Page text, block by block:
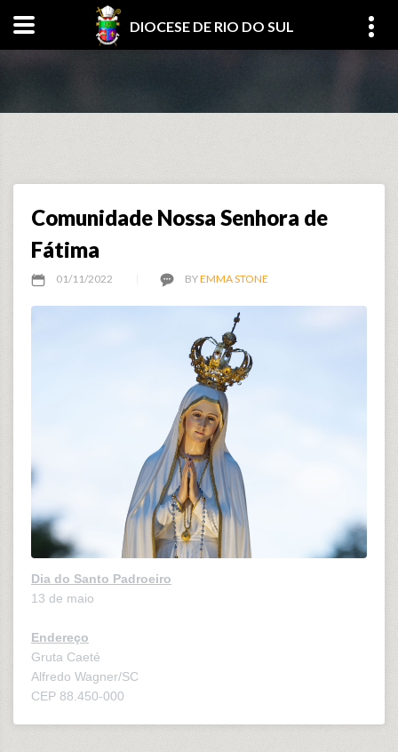
DIOCESE DE RIO DO SUL
Comunidade Nossa Senhora de
Fátima
01/11/2022 BYEMMA STONE
Dia do Santo Padroeiro
13 de maio
Endereço
Gruta Caeté
Alfredo Wagner/SC
CEP 88.450-000